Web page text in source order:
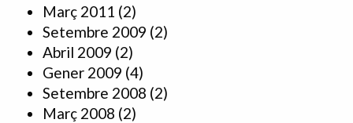
Març 2011 (2)
Setembre 2009 (2)
Abril 2009 (2)
Gener 2009 (4)
Setembre 2008 (2)
Març 2008 (2)